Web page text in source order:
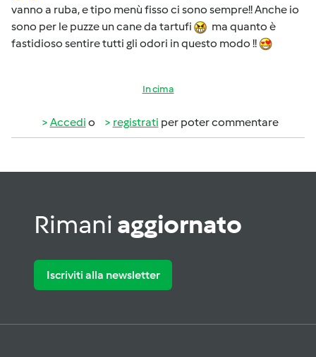
vanno a ruba, e tipo menù fisso ci sono sempre!! Anche io
sono per le puzze un cane da tartufi
ma quanto è
fastidioso sentire tutti gli odori in questo modo !!
In cima
Accedi o registrati per poter commentare
Rimani aggiornato
Iscriviti alla newsletter